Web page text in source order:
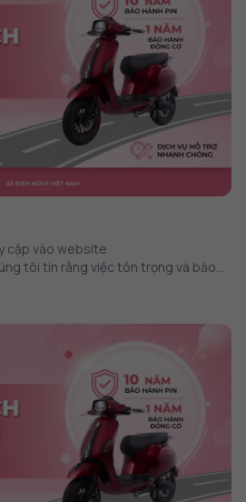
cập vào website
tôi tin rằng việc tôn trọng và bảo...